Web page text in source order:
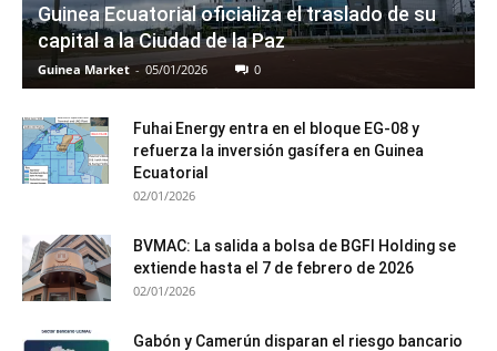
Guinea Ecuatorial oficializa el traslado de su
capital a la Ciudad de la Paz
Guinea Market - 05/01/2026 0
Fuhai Energy entra en el bloque EG-08 y
refuerza la inversión gasífera en Guinea
Ecuatorial
02/01/2026
BVMAC: La salida a bolsa de BGFI Holding se
extiende hasta el 7 de febrero de 2026
02/01/2026
Gabón y Camerún disparan el riesgo bancario